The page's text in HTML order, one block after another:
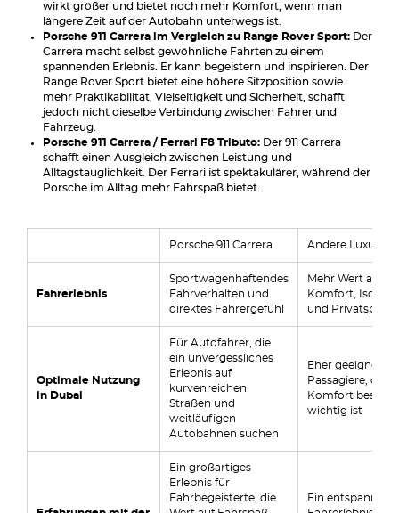
wirkt größer und bietet noch mehr Komfort, wenn man
längere Zeit auf der Autobahn unterwegs ist.
Porsche 911 Carrera im Vergleich zu Range Rover Sport: Der
Carrera macht selbst gewöhnliche Fahrten zu einem
spannenden Erlebnis. Er kann begeistern und inspirieren. Der
Range Rover Sport bietet eine höhere Sitzposition sowie
mehr Praktikabilität, Vielseitigkeit und Sicherheit, schafft
jedoch nicht dieselbe Verbindung zwischen Fahrer und
Fahrzeug.
Porsche 911 Carrera / Ferrari F8 Tributo: Der 911 Carrera
schafft einen Ausgleich zwischen Leistung und
Alltagstauglichkeit. Der Ferrari ist spektakulärer, während der
Porsche im Alltag mehr Fahrspaß bietet.
Porsche 911 Carrera Andere
Fahrerlebnis
Sportwagenhaftendes
Fahrverhalten und
direktes Fahrergefühl
Mehr Wert auf
Komfort,
und Privatsphäre
Optimale Nutzung
in Dubai
Für Autofahrer, die
ein unvergessliches
Erlebnis auf
kurvenreichen
Straßen und
weitläufigen
Autobahnen suchen
Eher geeignet für
Passagiere,
Komfort
wichtig ist
Ein großartiges
Erlebnis für
Fahrbegeisterte, die
Ein